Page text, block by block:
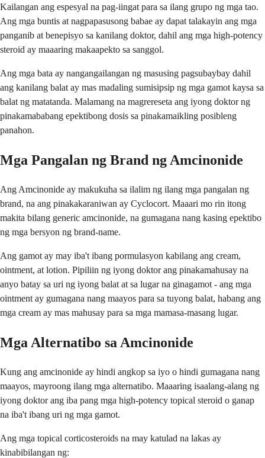
Kailangan ang espesyal na pag-iingat para sa ilang grupo ng mga tao.
Ang mga buntis at nagpapasusong babae ay dapat talakayin ang mga
panganib at benepisyo sa kanilang doktor, dahil ang mga high-potency
steroid ay maaaring makaapekto sa sanggol.
Ang mga bata ay nangangailangan ng masusing pagsubaybay dahil
ang kanilang balat ay mas madaling sumisipsip ng mga gamot kaysa sa
balat ng matatanda. Malamang na magrereseta ang iyong doktor ng
pinakamababang epektibong dosis sa pinakamaikling posibleng
panahon.
Mga Pangalan ng Brand ng Amcinonide
Ang Amcinonide ay makukuha sa ilalim ng ilang mga pangalan ng
brand, na ang pinakakaraniwan ay Cyclocort. Maaari mo rin itong
makita bilang generic amcinonide, na gumagana nang kasing epektibo
ng mga bersyon ng brand-name.
Ang gamot ay may iba't ibang pormulasyon kabilang ang cream,
ointment, at lotion. Pipiliin ng iyong doktor ang pinakamahusay na
anyo batay sa uri ng iyong balat at sa lugar na ginagamot - ang mga
ointment ay gumagana nang maayos para sa tuyong balat, habang ang
mga cream ay mas mahusay para sa mga mamasa-masang lugar.
Mga Alternatibo sa Amcinonide
Kung ang amcinonide ay hindi angkop sa iyo o hindi gumagana nang
maayos, mayroong ilang mga alternatibo. Maaaring isaalang-alang ng
iyong doktor ang iba pang mga high-potency topical steroid o ganap
na iba't ibang uri ng mga gamot.
Ang mga topical corticosteroids na may katulad na lakas ay
kinabibilangan ng: